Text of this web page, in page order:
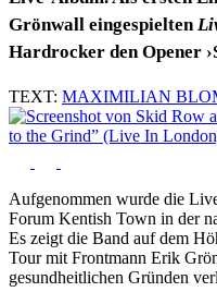
Grönwall eingespielten
Hardrocker den Opener
TEXT: MAXIMILIAN
Aufgenommen wurde die
Forum Kentish Town in der
Es zeigt die Band auf dem
Tour mit Frontmann Erik
gesundheitlichen Gründen